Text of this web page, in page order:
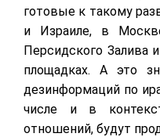
готовые к такому
и Израиле, в
Персидского Залива
площадках. А это
дезинформаций по
числе и в
отношений, будут